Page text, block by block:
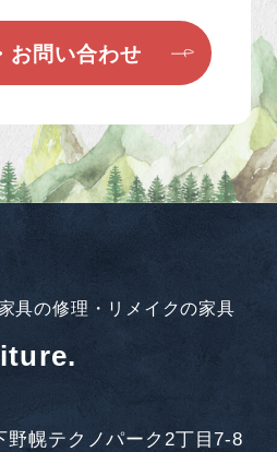
お問い合わせ
具の修理・リメイクの家具
野幌テクノパーク2丁目7-8